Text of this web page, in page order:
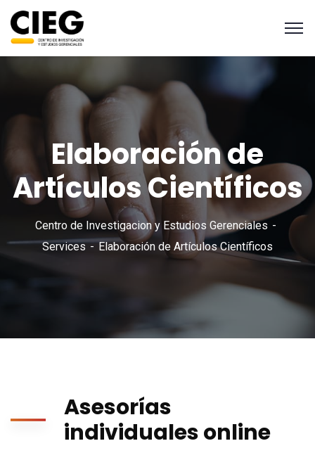
Elaboración de
Artículos Científicos
Centro de Investigacion y Estudios Gerenciales
Services
Elaboración de Artículos Científicos
Asesorías
individuales online